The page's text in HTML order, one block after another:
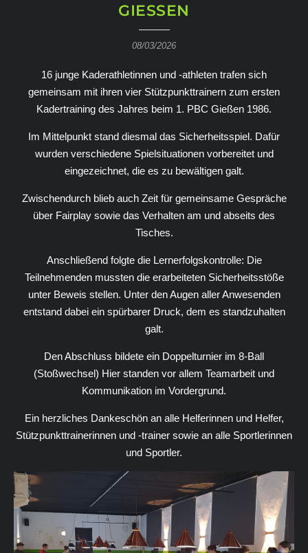
GIESSEN
08/03/2026
16 junge Kaderathletinnen und -athleten trafen sich
gemeinsam mit ihren vier Stützpunkttrainern zum ersten
Kadertraining des Jahres beim 1. PBC Gießen 1986.
Im Mittelpunkt stand diesmal das Sicherheitsspiel. Dafür
wurden verschiedene Spielsituationen vorbereitet und
eingezeichnet, die es zu bewältigen galt.
Zwischendurch blieb auch Zeit für gemeinsame Gespräche
über Fairplay sowie das Verhalten am und abseits des
Tisches.
Anschließend folgte die Lernerfolgskontrolle: Die
Teilnehmenden mussten die erarbeiteten Sicherheitsstöße
unter Beweis stellen. Unter den Augen aller Anwesenden
entstand dabei ein spürbarer Druck, dem es standzuhalten
galt.
Den Abschluss bildete ein Doppelturnier im 8-Ball
(Stoßwechsel) Hier standen vor allem Teamarbeit und
Kommunikation im Vordergrund.
Ein herzliches Dankeschön an alle Helferinnen und Helfer,
Stützpunkttrainerinnen und -trainer sowie an alle Sportlerinnen
und Sportler.